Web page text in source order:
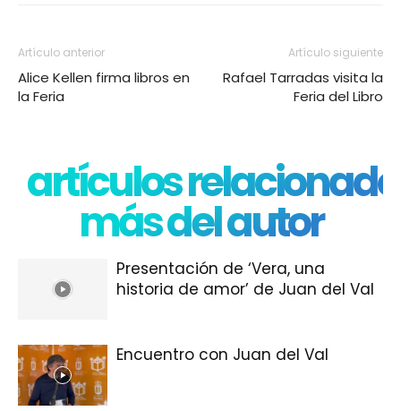
Artículo anterior
Alice Kellen firma libros en
la Feria
Artículo siguiente
Rafael Tarradas visita la
Feria del Libro
artículos
más del autor
Presentación de ‘Vera, una
historia de amor’ de Juan del Val
Encuentro con Juan del Val